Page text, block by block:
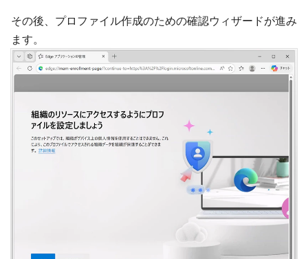
その後、プロファイル作成のための確認ウィザードが進み
ます。